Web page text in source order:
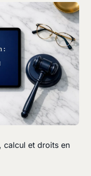
calcul et droits en